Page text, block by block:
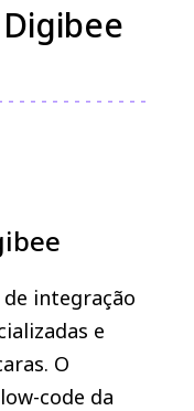
integração
e
O
code da